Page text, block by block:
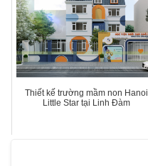
Thiết kế trường mầm non Hanoi
Little Star tại Linh Đàm